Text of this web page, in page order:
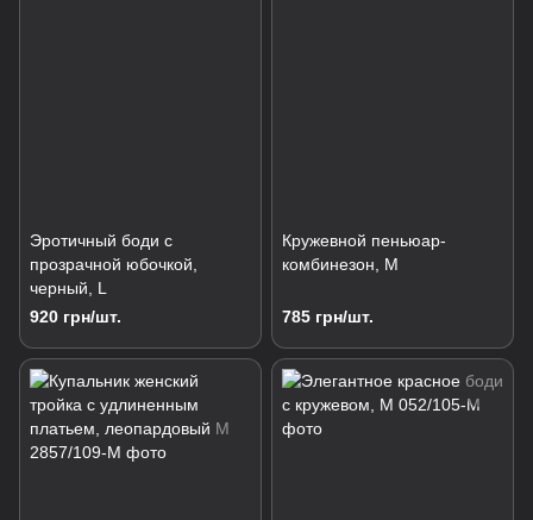
Эротичный боди с
прозрачной юбочкой,
черный, L
920 грн/шт.
Кружевной пеньюар-
комбинезон, M
785 грн/шт.